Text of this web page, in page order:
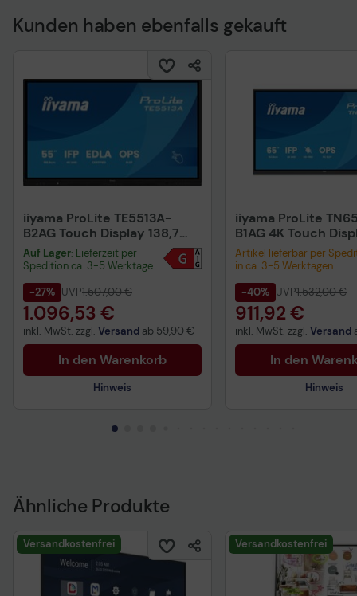
Kunden haben ebenfalls gekauft
iiyama ProLite TE5513A-
B2AG Touch Display 138,7
cm (54,6")
Auf Lager: Lieferzeit per
Spedition ca. 3-5 Werktage
-27% UVP1.507,00 €
1.096,53 €
inkl. MwSt. zzgl. Versand ab 59,90 €
In den Warenkorb
Hinweis
iiyama ProLite
B1AG 4K Touch
cm (64,5")
Artikel lieferbar per
in ca. 3-5 Werktagen.
-40% UVP1.532,00 €
911,92 €
inkl. MwSt. zzgl. Versand
In den
Hinweis
Ähnliche Produkte
Versandkostenfrei Versandkostenfrei